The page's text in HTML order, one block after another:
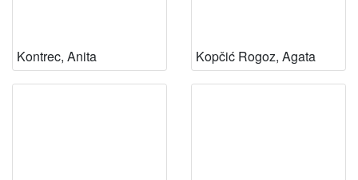
Kontrec, Anita Kopčić Rogoz, Agata